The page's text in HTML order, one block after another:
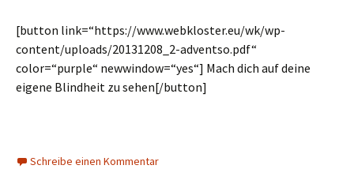
[button link=“https://www.webkloster.eu/wk/wp-
content/uploads/20131208_2-adventso.pdf“
color=“purple“ newwindow=“yes“] Mach dich auf deine
eigene Blindheit zu sehen[/button]
Schreibe einen Kommentar